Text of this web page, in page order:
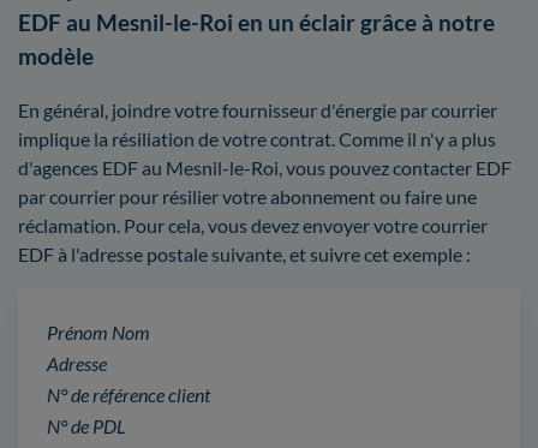
EDF au Mesnil-le-Roi en un éclair grâce à notre
modèle
En général, joindre votre fournisseur d'énergie par courrier
implique la résiliation de votre contrat. Comme il n'y a plus
d'agences EDF au Mesnil-le-Roi, vous pouvez contacter EDF
par courrier pour résilier votre abonnement ou faire une
réclamation. Pour cela, vous devez envoyer votre courrier
EDF à l'adresse postale suivante, et suivre cet exemple :
Prénom Nom
Adresse
N° de référence client
N° de PDL